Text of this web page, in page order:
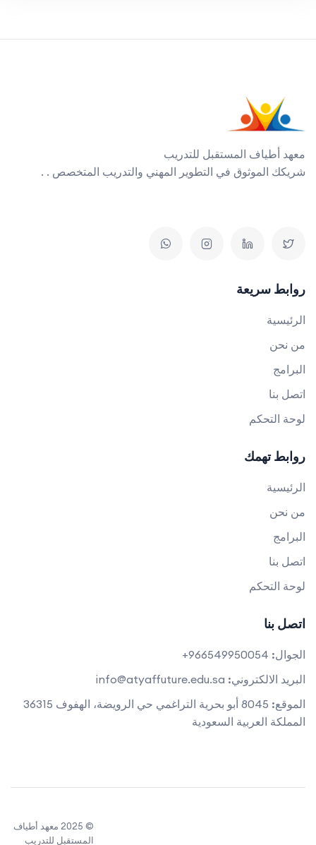
معهد أطياف المستقبل للتدريب
شريكك الموثوق في التطوير المهني والتدريب المتخصص . .
روابط سريعة
الرئيسية
من نحن
البرامج
اتصل بنا
لوحة التحكم
روابط تهمك
الرئيسية
من نحن
البرامج
اتصل بنا
لوحة التحكم
اتصل بنا
الجوال: 966549950054+
البريد الالكتروني: info@atyaffuture.edu.sa
الموقع:
8045 أبو بحرية التراغمي حي الرويضة، الهفوف 36315
المملكة العربية السعودية
© 2025 معهد أطياف
المستقبل للتدريب